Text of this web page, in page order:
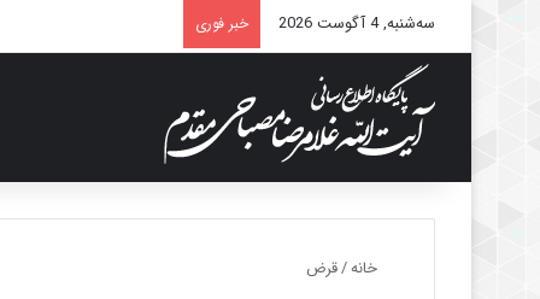
سه‌شنبه, 4 آگوست 2026 خبر فوری
خانه/قرض